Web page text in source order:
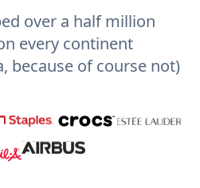
over a half million
every continent
because of course not)